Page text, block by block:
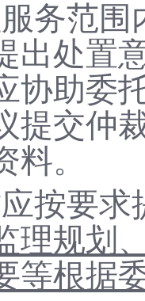
务范
出处置
协助委
提交仲
。
按要
理规划
等根据